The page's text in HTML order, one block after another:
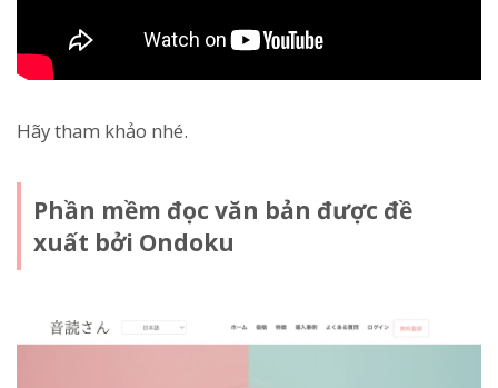
Hãy tham khảo nhé.
Phần mềm đọc văn bản được đề
xuất bởi Ondoku